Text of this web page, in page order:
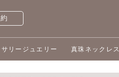
リージュエリー 真珠ネックレス